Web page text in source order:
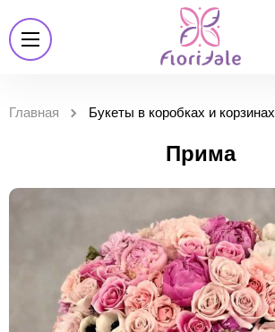
Главная Букеты в коробках и корзинах
Прима